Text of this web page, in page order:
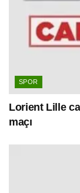
SPOR
Lorient Lille
maçı